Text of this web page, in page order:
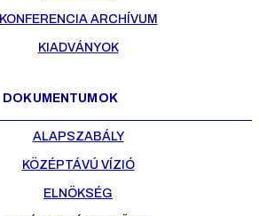
KONFERENCIA ARCHÍVUM
KIADVÁNYOK
DOKUMENTUMOK
ALAPSZABÁLY
KÖZÉPTÁVÚ VÍZIÓ
ELNÖKSÉG